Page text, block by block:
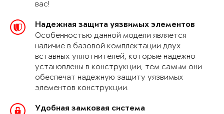
вас!
Надежная защита уязвимых элементов
Особенностью данной модели является
наличие в базовой комплектации двух
вставных уплотнителей, которые надежно
установлены в конструкции, тем самым они
обеспечат надежную защиту уязвимых
элементов конструкции.
Удобная замковая система